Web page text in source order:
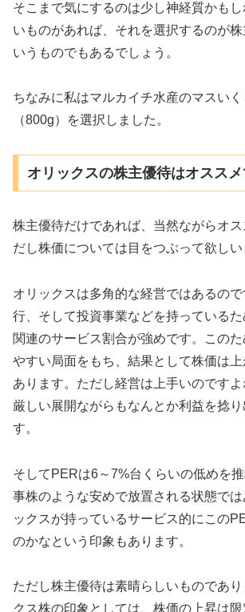
そこまで気にするのは少し神経質かも
いものがあれば、それを選択するのが
いうものでもあるでしょう。
ちなみに私はマルカイチ水産のマスい
（800g）を選択しました。
オリックスの株主優待はオスス
株主優待だけであれば、当然ながらオ
だし株価については目をつぶって欲しい
オリックスは多角的な経営ではあるの
行、そして投資事業などを持っている
関連のサービス割合が強めです。この
やすい局面をもち、結果として株価は
あります。ただし経営は上手いのです
厳しい展開ながらもなんとか利益を捻
す。
そしてPERは6～7%台くらいの低めを
事株のような安めで放置される状態では
ックスが持っているサービス的にこの
のかなという印象もあります。
ただし株主優待は素晴らしいものであ
クス株の印象としては、株価の上昇は